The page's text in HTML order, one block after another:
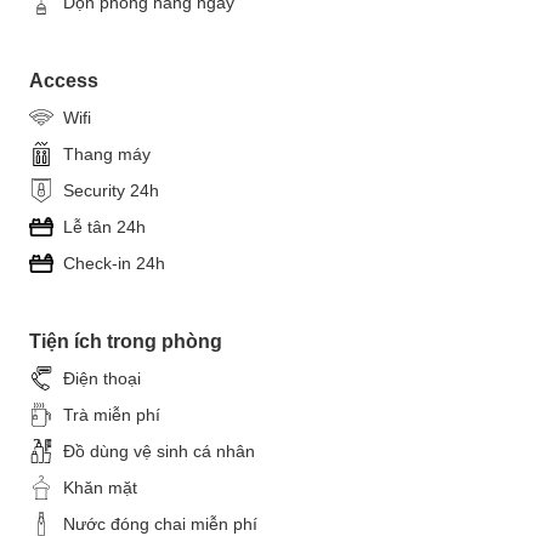
Access
Wifi
Thang máy
Security 24h
Lễ tân 24h
Check-in 24h
Tiện ích trong phòng
Điện thoại
Trà miễn phí
Đồ dùng vệ sinh cá nhân
Khăn mặt
Nước đóng chai miễn phí